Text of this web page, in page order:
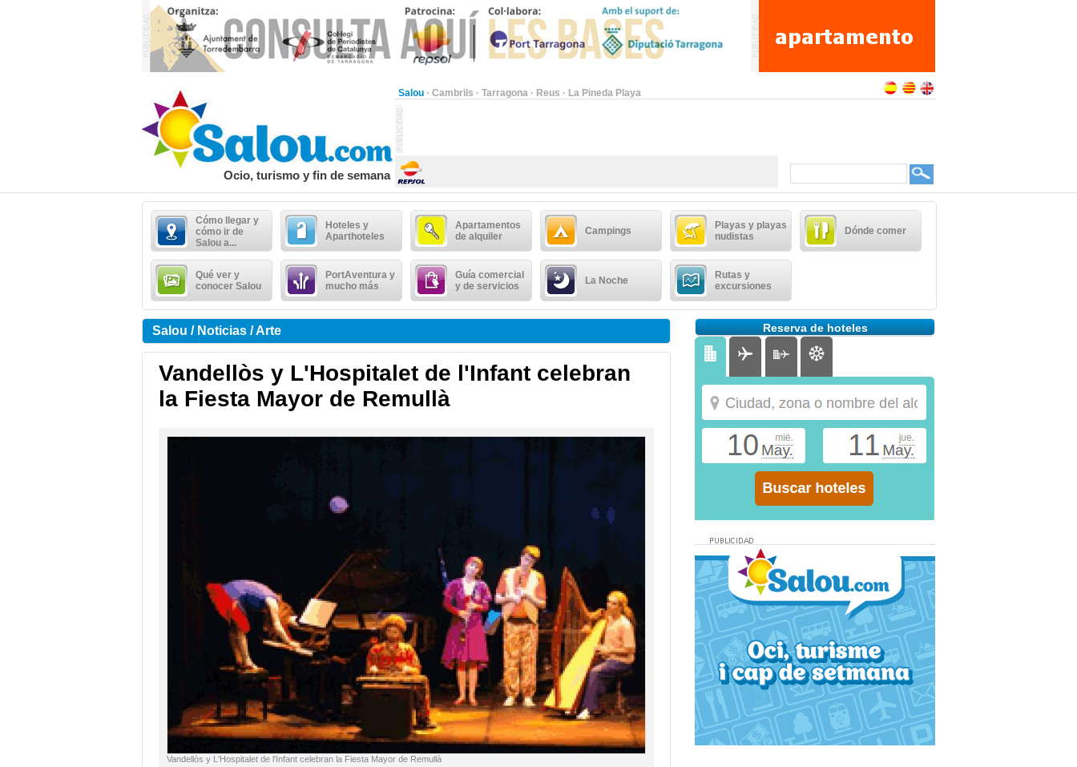
Salou · Cambrils · Tarragona · Reus · La Pineda Playa
Ocio, turismo y fin de semana
Cómo llegar y
cómo ir de
Salou a...
Hoteles y
Aparthoteles
Apartamentos
de alquiler
Campings
Playas y playas
nudistas
Dónde comer
Qué ver y
conocer Salou
PortAventura y
mucho más
Guía comercial
y de servicios
La Noche
Rutas y
excursiones
Salou / Noticias / Arte
Vandellòs y L'Hospitalet de l'Infant celebran
la Fiesta Mayor de Remullà
Vandellòs y L'Hospitalet de l'Infant celebran la Fiesta Mayor de Remullà
Reserva de hoteles